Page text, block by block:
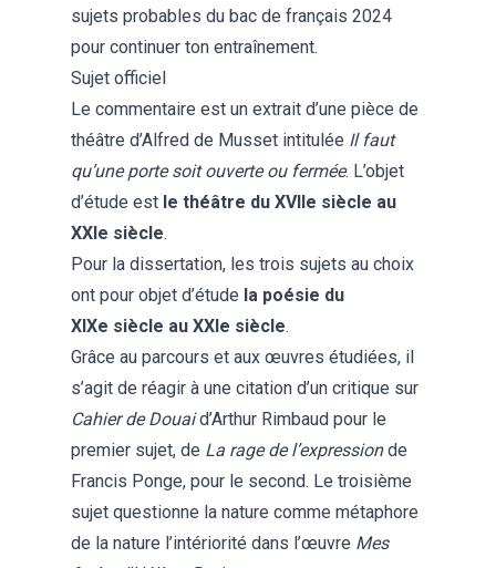
sujets probables du bac de français 2024
pour continuer ton entraînement.
Sujet officiel
Le commentaire est un extrait d’une pièce de
théâtre d’Alfred de Musset intitulée Il faut
qu’une porte soit ouverte ou fermée. L’objet
d’étude est le théâtre du XVIIe siècle au
XXIe siècle.
Pour la dissertation, les trois sujets au choix
ont pour objet d’étude la poésie du
XIXe siècle au XXIe siècle.
Grâce au parcours et aux œuvres étudiées, il
s’agit de réagir à une citation d’un critique sur
Cahier de Douaid’Arthur Rimbaud pour le
premier sujet, de La rage de l’expressionde
Francis Ponge, pour le second. Le troisième
sujet questionne la nature comme métaphore
de la nature l’intériorité dans l’œuvre Mes